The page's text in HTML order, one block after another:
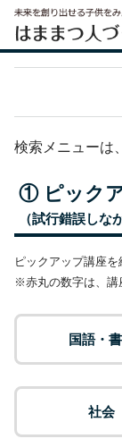
検索メニューは
① ピック
（試行錯誤しな
ピックアップ講座を
※赤丸の数字は、講
国語・
社会